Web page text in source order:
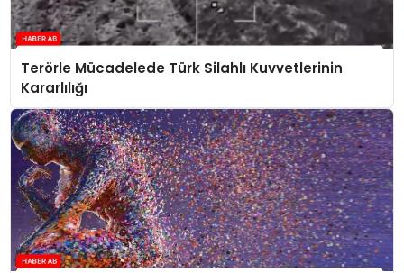
Terörle Mücadelede Türk Silahlı Kuvvetlerinin
Kararlılığı